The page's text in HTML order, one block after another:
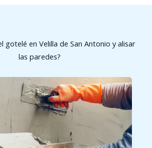
gotelé en Velilla de San Antonio y alisar
las paredes?